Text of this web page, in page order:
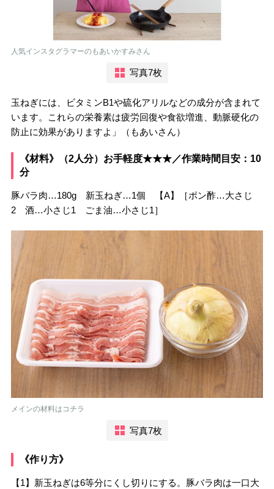
人気インスタグラマーのもあいかすみさん
写真7枚
玉ねぎには、ビタミンB1や硫化アリルなどの成分が含まれて
います。これらの栄養素は疲労回復や食欲増進、動脈硬化の
防止に効果がありますよ」（もあいさん）
《材料》（2人分）お手軽度★★★／作業時間目安：10
分
豚バラ肉…180g 新玉ねぎ…1個 【A】［ポン酢…大さじ
2 酒…小さじ1 ごま油…小さじ1］
メインの材料はコチラ
写真7枚
《作り方》
【1】新玉ねぎは6等分にくし切りにする。豚バラ肉は一口大